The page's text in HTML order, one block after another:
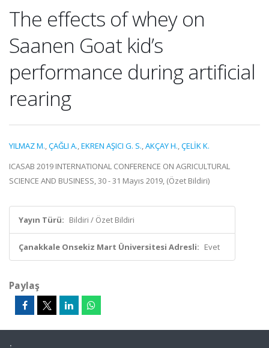
The effects of whey on
Saanen Goat kid’s
performance during artificial
rearing
YILMAZ M.,ÇAĞLI A.,EKREN AŞICI G. S.,AKÇAY H.,ÇELİK K.
ICASAB 2019 INTERNATIONAL CONFERENCE ON AGRICULTURAL
SCIENCE AND BUSINESS, 30 - 31 Mayıs 2019, (Özet Bildiri)
Yayın Türü: Bildiri / Özet Bildiri
Çanakkale Onsekiz Mart Üniversitesi Adresli: Evet
Paylaş